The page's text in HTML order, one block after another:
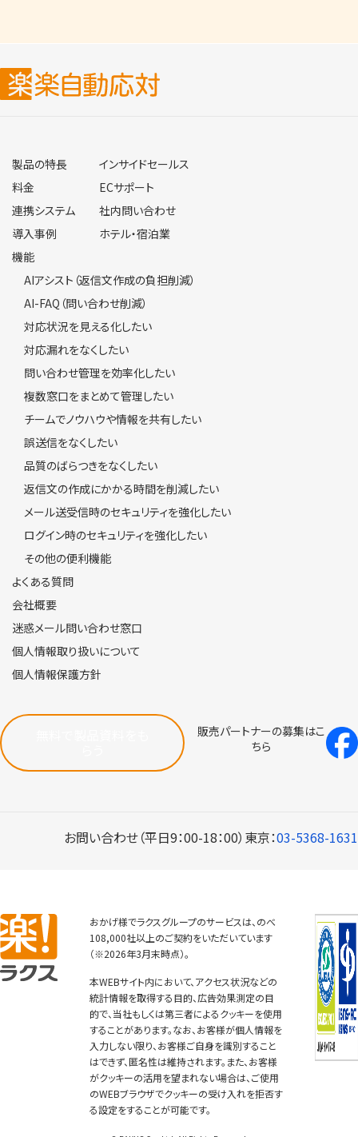
製品の特長
料金
連携システム
導入事例
インサイドセールス
ECサポート
社内問い合わせ
ホテル・宿泊業
機能
AIアシスト（返信文作成の負担削減）
AI-FAQ（問い合わせ削減）
対応状況を見える化したい
対応漏れをなくしたい
問い合わせ管理を効率化したい
複数窓口をまとめて管理したい
チームでノウハウや情報を共有したい
誤送信をなくしたい
品質のばらつきをなくしたい
返信文の作成にかかる時間を削減したい
メール送受信時のセキュリティを強化したい
ログイン時のセキュリティを強化したい
その他の便利機能
よくある質問
会社概要
迷惑メール問い合わせ窓口
個人情報取り扱いについて
個人情報保護方針
販売パートナーの募集はこ
ちら
お問い合わせ（平日9：00-18：00） 東京：03-5368-1631
おかげ様でラクスグループのサービスは、のべ
108,000社以上のご契約をいただいています
（※2026年3月末時点）。
本WEBサイト内において、アクセス状況などの
統計情報を取得する目的、広告効果測定の目
的で、当社もしくは第三者によるクッキーを使用
することがあります。なお、お客様が個人情報を
入力しない限り、お客様ご自身を識別すること
はできず、匿名性は維持されます。また、お客様
がクッキーの活用を望まれない場合は、ご使用
のWEBブラウザでクッキーの受け入れを拒否す
る設定をすることが可能です。